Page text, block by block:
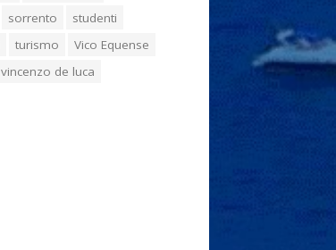
sorrento
studenti
turismo
Vico Equense
vincenzo de luca